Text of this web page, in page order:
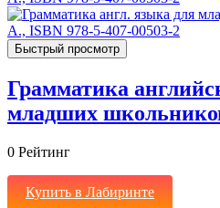
Быстрый просмотр
Грамматика
младших
0 Рейтинг
Купить в Лабиринте